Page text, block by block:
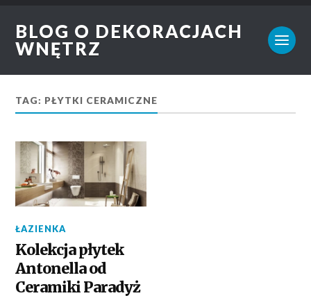
BLOG O DEKORACJACH
WNĘTRZ
TAG: PŁYTKI CERAMICZNE
ŁAZIENKA
Kolekcja płytek
Antonella od
Ceramiki Paradyż